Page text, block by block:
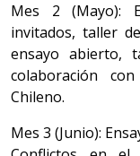
Mes 2 (Mayo):
invitados, taller
ensayo abierto,
colaboración
Chileno.
Mes 3 (Junio):